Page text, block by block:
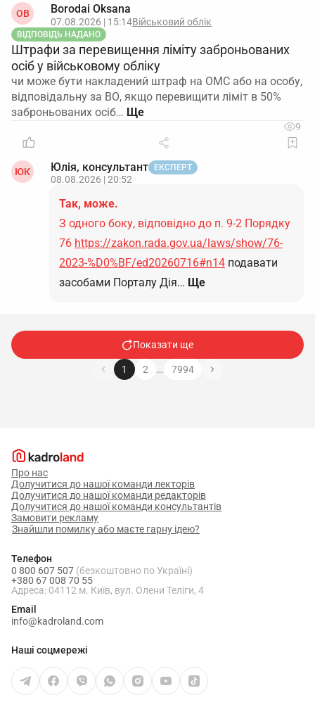
OB Borodai Oksana
07.08.2026 | 15:14Військовий облік
ВІДПОВІДЬ НАДАНО
Штрафи за перевищення ліміту заброньованих
осіб у військовому обліку
чи може бути накладений штраф на ОМС або на особу,
відповідальну за ВО, якщо перевищити ліміт в 50%
заброньованих осіб…
9
ЮК Юлія, консультант ЕКСПЕРТ
08.08.2026 | 20:52
Так, може.
З одного боку, відповідно до п. 9-2 Порядку
76 https://zakon.rada.gov.ua/laws/show/76-
2023-%D0%BF/ed20260716#n14 подавати
засобами Порталу Дія… Ще
Показати ще
1 2 … 7994
Про нас
Долучитися до нашої команди лекторів
Долучитися до нашої команди редакторів
Долучитися до нашої команди консультантів
Замовити рекламу
Знайшли помилку або маєте гарну ідею?
Телефон
0 800 607 507 (безкоштовно по Україні)
+380 67 008 70 55
Адреса: 04112 м. Київ, вул. Олени Теліги, 4
Email
info@kadroland.com
Наші соцмережі